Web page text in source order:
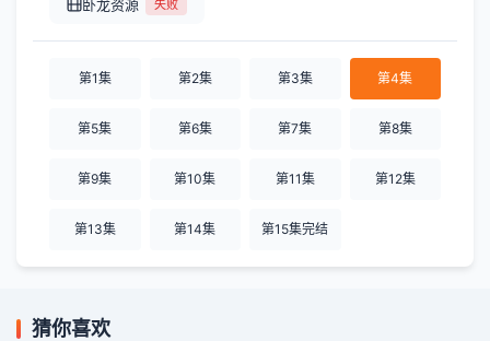
卧龙资源 失败
第1集 第2集 第3集 第4集
第5集 第6集 第7集 第8集
第9集 第10集 第11集 第12集
第13集 第14集 第15集完结
猜你喜欢